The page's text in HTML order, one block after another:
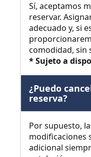
Sí, aceptamos
reservar.
adecuado y, si
comodidad, sin
* Sujeto a
¿Puedo
reserva?
Por supuesto,
modificaciones
adicional